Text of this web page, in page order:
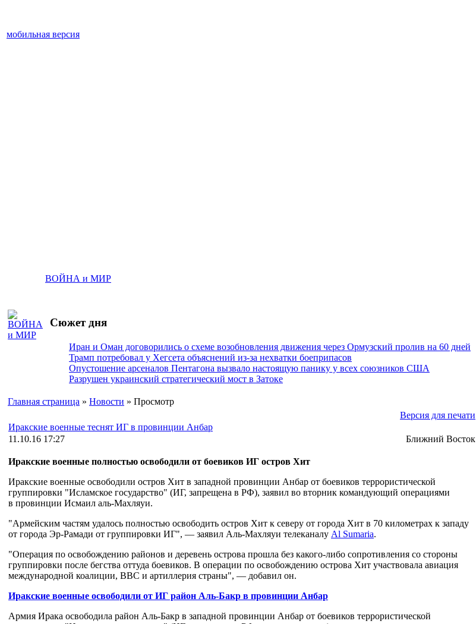
мобильная версия
ВОЙНА и МИР
Сюжет дня
Иран и Оман договорились о схеме возобновления движения через Ормузский пролив на 60 дней
Трамп потребовал у Хегсета объяснений из-за нехватки боеприпасов
Опустошение арсеналов Пентагона вызвало настоящую панику у всех союзников США
Разрушен украинский стратегический мост в Затоке
Главная страница » Новости » Просмотр
Версия для печати
Иракские военные теснят ИГ в провинции Анбар
11.10.16 17:27
Ближний Восток
Иракские военные полностью освободили от боевиков ИГ остров Хит
Иракские военные освободили остров Хит в западной провинции Анбар от боевиков террористической
группировки "Исламское государство" (ИГ, запрещена в РФ), заявил во вторник командующий операциями
в провинции Исмаил аль-Махляуи.
"Армейским частям удалось полностью освободить остров Хит к северу от города Хит в 70 километрах к западу
от города Эр-Рамади от группировки ИГ", — заявил Аль-Махляуи телеканалу Al Sumaria.
"Операция по освобождению районов и деревень острова прошла без какого-либо сопротивления со стороны
группировки после бегства оттуда боевиков. В операции по освобождению острова Хит участвовала авиация
международной коалиции, ВВС и артиллерия страны", — добавил он.
Иракские военные освободили от ИГ район Аль-Бакр в провинции Анбар
Армия Ирака освободила район Аль-Бакр в западной провинции Анбар от боевиков террористической